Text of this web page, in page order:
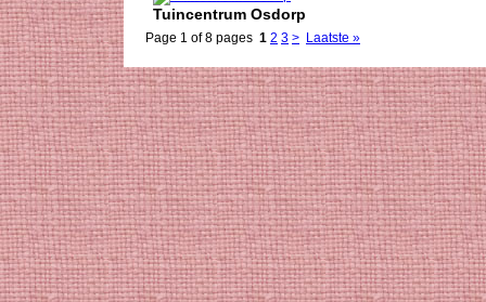
Tuincentrum Osdorp
Page 1 of 8 pages 1 2 3 > Laatste »